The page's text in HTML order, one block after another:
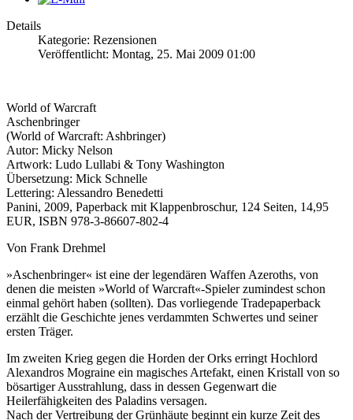
Details
Kategorie: Rezensionen
Veröffentlicht: Montag, 25. Mai 2009 01:00
World of Warcraft
Aschenbringer
(World of Warcraft: Ashbringer)
Autor: Micky Nelson
Artwork: Ludo Lullabi & Tony Washington
Übersetzung: Mick Schnelle
Lettering: Alessandro Benedetti
Panini, 2009, Paperback mit Klappenbroschur, 124 Seiten, 14,95
EUR, ISBN 978-3-86607-802-4
Von Frank Drehmel
»Aschenbringer« ist eine der legendären Waffen Azeroths, von
denen die meisten »World of Warcraft«-Spieler zumindest schon
einmal gehört haben (sollten). Das vorliegende Tradepaperback
erzählt die Geschichte jenes verdammten Schwertes und seiner
ersten Träger.
Im zweiten Krieg gegen die Horden der Orks erringt Hochlord
Alexandros Mograine ein magisches Artefakt, einen Kristall von so
bösartiger Ausstrahlung, dass in dessen Gegenwart die
Heilerfähigkeiten des Paladins versagen.
Nach der Vertreibung der Grünhäute beginnt ein kurze Zeit des